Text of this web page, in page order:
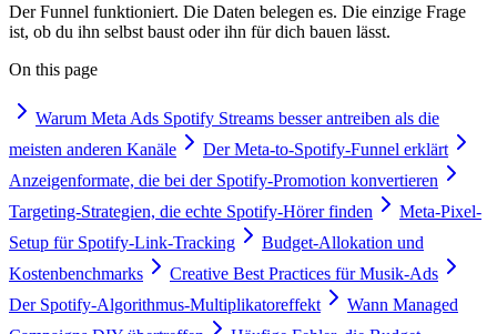
Der Funnel funktioniert. Die Daten belegen es. Die einzige Frage
ist, ob du ihn selbst baust oder ihn für dich bauen lässt.
On this page
Warum Meta Ads Spotify Streams besser antreiben als die
meisten anderen Kanäle
Der Meta-to-Spotify-Funnel erklärt
Anzeigenformate, die bei der Spotify-Promotion konvertieren
Targeting-Strategien, die echte Spotify-Hörer finden
Meta-Pixel-
Setup für Spotify-Link-Tracking
Budget-Allokation und
Kostenbenchmarks
Creative Best Practices für Musik-Ads
Der Spotify-Algorithmus-Multiplikatoreffekt
Wann Managed